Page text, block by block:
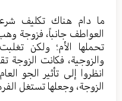
ما دام هناك تكليف
العواطف جانباً، فزوجة
تحملها الأم؛ ولكن
والزوجية، فكانت
انظروا إلى تأثير الجو
الزوجة، وجعلها تستغل